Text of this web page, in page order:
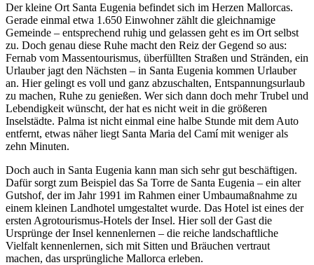
Der kleine Ort Santa Eugenia befindet sich im Herzen Mallorcas.
Gerade einmal etwa 1.650 Einwohner zählt die gleichnamige
Gemeinde – entsprechend ruhig und gelassen geht es im Ort selbst
zu. Doch genau diese Ruhe macht den Reiz der Gegend so aus:
Fernab vom Massentourismus, überfüllten Straßen und Stränden, ein
Urlauber jagt den Nächsten – in Santa Eugenia kommen Urlauber
an. Hier gelingt es voll und ganz abzuschalten, Entspannungsurlaub
zu machen, Ruhe zu genießen. Wer sich dann doch mehr Trubel und
Lebendigkeit wünscht, der hat es nicht weit in die größeren
Inselstädte. Palma ist nicht einmal eine halbe Stunde mit dem Auto
entfernt, etwas näher liegt Santa Maria del Camí mit weniger als
zehn Minuten.
Doch auch in Santa Eugenia kann man sich sehr gut beschäftigen.
Dafür sorgt zum Beispiel das Sa Torre de Santa Eugenia – ein alter
Gutshof, der im Jahr 1991 im Rahmen einer Umbaumaßnahme zu
einem kleinen Landhotel umgestaltet wurde. Das Hotel ist eines der
ersten Agrotourismus-Hotels der Insel. Hier soll der Gast die
Ursprünge der Insel kennenlernen – die reiche landschaftliche
Vielfalt kennenlernen, sich mit Sitten und Bräuchen vertraut
machen, das ursprüngliche Mallorca erleben.